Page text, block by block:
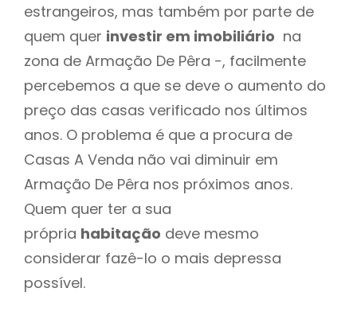
estrangeiros, mas também por parte de
quem quer investir em imobiliário na
zona de Armação De Pêra -, facilmente
percebemos a que se deve o aumento do
preço das casas verificado nos últimos
anos. O problema é que a procura de
Casas A Venda não vai diminuir em
Armação De Pêra nos próximos anos.
Quem quer ter a sua
própria habitação deve mesmo
considerar fazê-lo o mais depressa
possível.